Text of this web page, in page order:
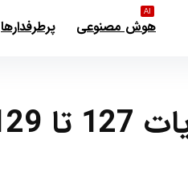
هوش مصنوعی
AI
پرطرفدارها